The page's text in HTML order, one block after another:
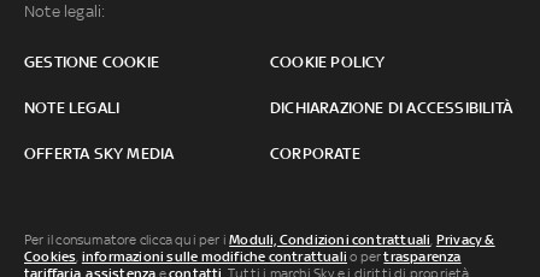
Note legali:
GESTIONE COOKIE COOKIE POLICY
NOTE LEGALI DICHIARAZIONE DI ACCESSIBILITÀ
OFFERTA SKY MEDIA CORPORATE
Per il consumatore clicca qui per iModuli, Condizioni contrattuali Privacy &
Cookies informazioni sulle modifiche contrattuali o pertrasparenza
tariffaria ,assistenza econtatti . Tutti i marchi Sky e i diritti di proprietà